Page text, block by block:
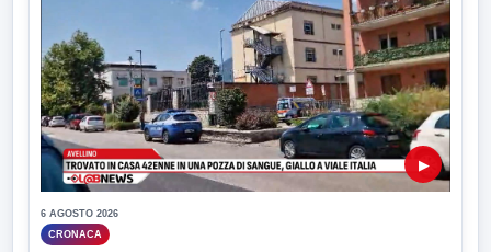
▶
6 AGOSTO 2026
CRONACA